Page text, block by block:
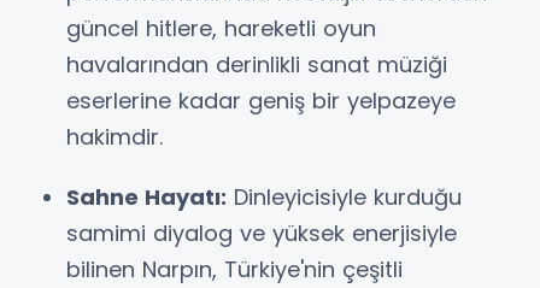
güncel hitlere, hareketli oyun
havalarından derinlikli sanat müziği
eserlerine kadar geniş bir yelpazeye
hakimdir.
Sahne Hayatı: Dinleyicisiyle kurduğu
samimi diyalog ve yüksek enerjisiyle
bilinen Narpın, Türkiye'nin çeşitli